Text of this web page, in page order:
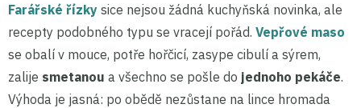
Farářské řízky sice nejsou žádná kuchyňská novinka, ale
recepty podobného typu se vracejí pořád. Vepřové maso
se obalí v mouce, potře hořčicí, zasype cibulí a sýrem,
zalije smetanou a všechno se pošle do jednoho pekáče.
Výhoda je jasná: po obědě nezůstane na lince hromada